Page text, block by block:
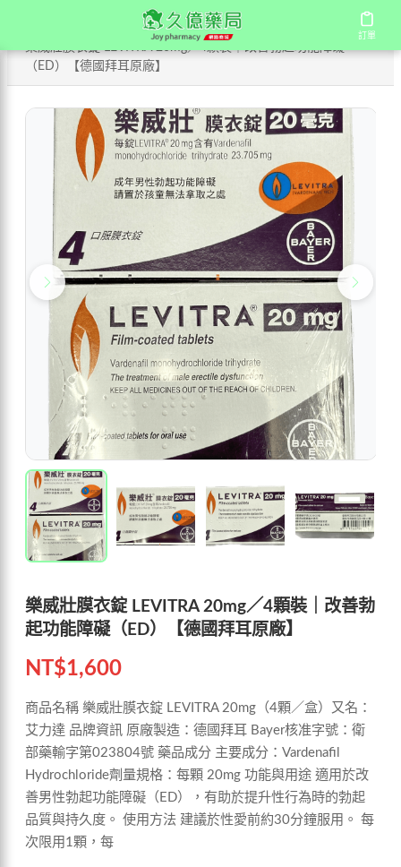
訂單
訂單
樂威壯膜衣錠 LEVITRA 20mg／4顆裝｜改善勃起功能障礙
（ED）【德國拜耳原廠】
樂威壯膜衣錠 LEVITRA 20mg／4顆裝｜改善勃
起功能障礙（ED）【德國拜耳原廠】
NT$1,600
商品名稱 樂威壯膜衣錠 LEVITRA 20mg（4顆／盒）又名：
艾力達 品牌資訊 原廠製造：德國拜耳 Bayer核准字號：衛
部藥輸字第023804號 藥品成分 主要成分：Vardenafil
Hydrochloride劑量規格：每顆 20mg 功能與用途 適用於改
善男性勃起功能障礙（ED），有助於提升性行為時的勃起
品質與持久度。 使用方法 建議於性愛前約30分鐘服用。 每
次限用1顆，每